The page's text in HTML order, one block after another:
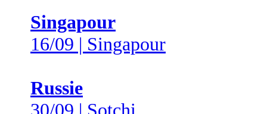
Singapour
16/09 | Singapour
Russie